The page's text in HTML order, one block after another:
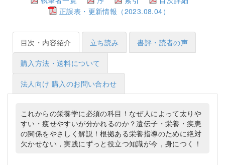
正誤表・更新情報（2023.08.04）
目次・内容紹介 立ち読み 書評・読者の声
購入方法・送料について
法人向け 購入のお問い合わせ
これからの栄養学に必須の科目！なぜ人によって太りや
すい・痩せやすいが分かれるのか？遺伝子・栄養・疾患
の関係をやさしく解説！根拠ある栄養指導のために絶対
欠かせない，実践にずっと役立つ知識が今，身につく！